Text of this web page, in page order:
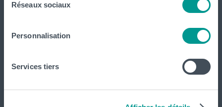
Réseaux sociaux
Personnalisation
Services tiers
Formations
Inscriptions